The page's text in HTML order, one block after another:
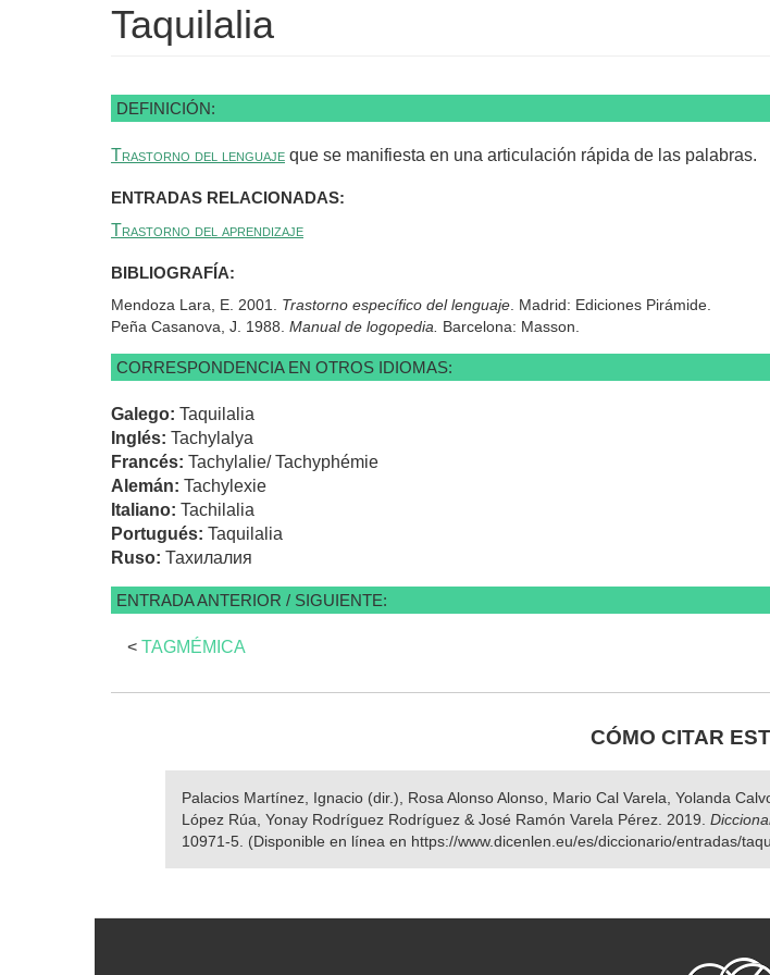
Taquilalia
DEFINICIÓN:
Trastorno del lenguaje que se manifiesta en una articulación rápida de las palabras.
ENTRADAS RELACIONADAS:
Trastorno del aprendizaje
BIBLIOGRAFÍA:
Mendoza Lara, E. 2001. Trastorno específico del lenguaje . Madrid: Ediciones Pirámide.
Peña Casanova, J. 1988. Manual de logopedia. Barcelona: Masson.
CORRESPONDENCIA EN OTROS IDIOMAS:
Galego: Taquilalia
Inglés: Tachylalya
Francés: Tachylalie/ Tachyphémie
Alemán: Tachylexie
Italiano: Tachilalia
Portugués: Taquilalia
Ruso: Тахилалия
ENTRADA ANTERIOR / SIGUIENTE:
< TAGMÉMICA
CÓMO CITAR
Palacios Martínez, Ignacio (dir.), Rosa Alonso Alonso, Mario Cal Varela, Yolanda
López Rúa, Yonay Rodríguez Rodríguez & José Ramón Varela Pérez. 2019.
10971-5. (Disponible en línea en https://www.dicenlen.eu/es/diccionario/entradas/